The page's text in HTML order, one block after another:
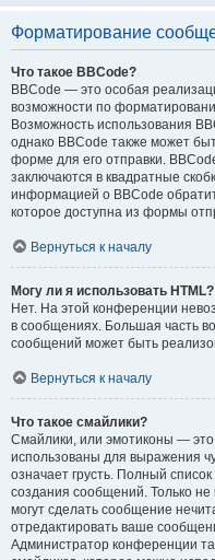
Форматирование
Что такое BBCode?
BBCode — это особая
возможности по
Возможность использования
однако BBCode также может
форме для его отправки.
заключаются в квадратные
информацией о BBCode
которое доступна из формы
Вернуться к началу
Могу ли я использовать HTML?
Нет. На этой конференции
в сообщениях. Большая часть
сообщений может быть
Вернуться к началу
Что такое смайлики?
Смайлики, или эмотиконы — это
использованы для выражения
означает грусть. Полный
создания сообщений. Только не
могут сделать сообщение
отредактировать ваше
Администратор конференции